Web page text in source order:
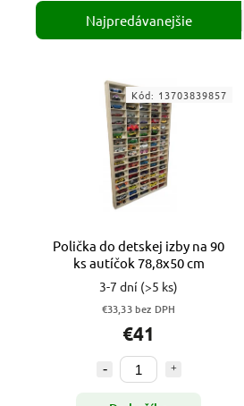
Najpredávanejšie
Polička do detskej izby na 90
ks autíčok 78,8x50 cm
3-7 dní (>5 ks)
€33,33 bez DPH
€41
Kód: 13703839857